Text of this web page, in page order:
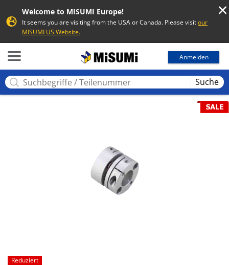
Welcome to MISUMI Europe!
It seems you are visiting from the USA or Canada. Please visitour
MISUMI US Website.
Anmelden
Suche
Reduziert